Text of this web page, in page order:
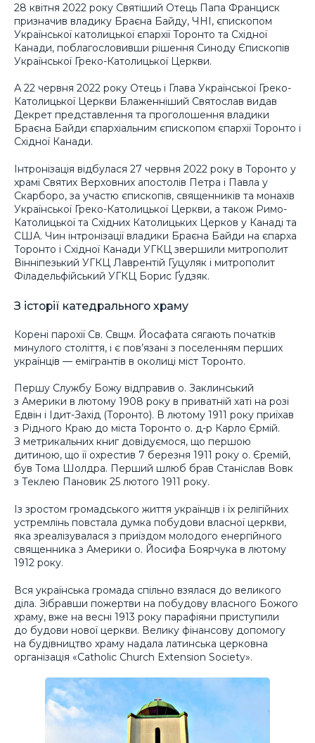
28 квітня 2022 року Святіший Отець Папа Франциск
призначив владику Браєна Байду, ЧНІ, єпископом
Української католицької єпархії Торонто та Східної
Канади, поблагословивши рішення Синоду Єпископів
Української Греко-Католицької Церкви.
А 22 червня 2022 року Отець і Глава Української Греко-
Католицької Церкви Блаженніший Святослав видав
Декрет представлення та проголошення владики
Браєна Байди єпархіальним єпископом єпархії Торонто і
Східної Канади.
Інтронізація відбулася 27 червня 2022 року в Торонто у
храмі Святих Верховних апостолів Петра і Павла у
Скарборо, за участю єпископів, священників та монахів
Української Греко-Католицької Церкви, а також Римо-
Католицької та Східних Католицьких Церков у Канаді та
США. Чин інтронізації владики Браєна Байди на єпарха
Торонто і Східної Канади УГКЦ звершили митрополит
Вінніпезький УГКЦ Лаврентій Гуцуляк і митрополит
Філадельфійський УГКЦ Борис Ґудзяк.
З історії катедрального храму
Корені парохії Св. Свщм. Йосафата сягають початків
минулого століття, і є пов’язані з поселенням перших
українців — емігрантів в околиці міст Торонто.
Першу Службу Божу відправив о. Заклинський
з Америки в лютому 1908 року в приватній хаті на розі
Едвін і Ідит-Захід (Торонто). В лютому 1911 року приїхав
з Рідного Краю до міста Торонто о. д-р Карло Єрмій.
З метрикальних книг довідуємося, що першою
дитиною, що її охрестив 7 березня 1911 року о. Єремій,
був Тома Шолдра. Перший шлюб брав Станіслав Вовк
з Теклею Пановик 25 лютого 1911 року.
Із зростом громадського життя українців і їх релігійних
устремлінь повстала думка побудови власної церкви,
яка зреалізувалася з приїздом молодого енергійного
священника з Америки о. Йосифа Боярчука в лютому
1912 року.
Вся українська громада спільно взялася до великого
діла. Зібравши пожертви на побудову власного Божого
храму, вже на весні 1913 року парафіяни приступили
до будови нової церкви. Велику фінансову допомогу
на будівництво храму надала латинська церковна
організація «Catholic Church Extension Society».